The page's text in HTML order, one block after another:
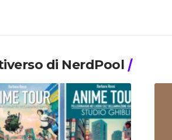
di NerdPool